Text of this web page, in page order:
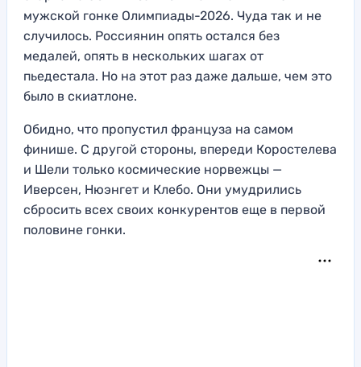
мужской гонке Олимпиады-2026. Чуда так и не
случилось. Россиянин опять остался без
медалей, опять в нескольких шагах от
пьедестала. Но на этот раз даже дальше, чем это
было в скиатлоне.
Обидно, что пропустил француза на самом
финише. С другой стороны, впереди Коростелева
и Шели только космические норвежцы —
Иверсен, Нюэнгет и Клебо. Они умудрились
сбросить всех своих конкурентов еще в первой
половине гонки.